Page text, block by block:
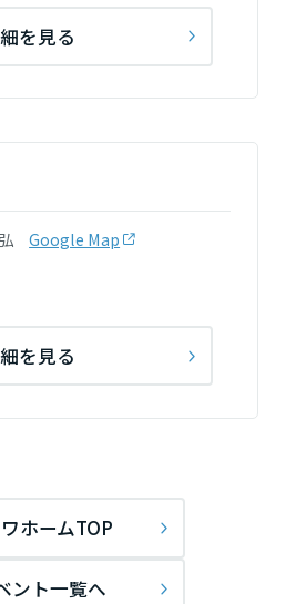
を見る
Google Map
を見る
ホームTOP
ント一覧へ